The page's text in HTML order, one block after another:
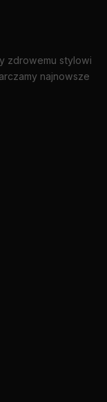
zdrowemu stylowi
najnowsze